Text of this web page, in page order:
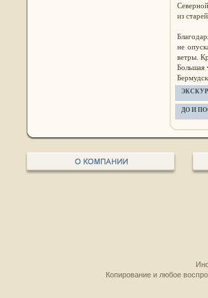
из
не
ветры.
Большая
ДО И
Копирование и любое